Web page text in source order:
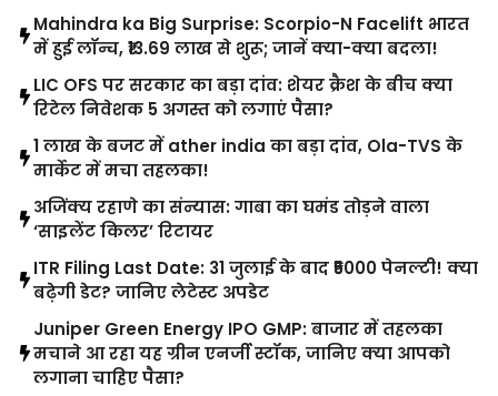
Mahindra ka Big Surprise: Scorpio-N Facelift भारत
में हुई लॉन्च, ₹13.69 लाख से शुरू; जानें क्या-क्या बदला!
LIC OFS पर सरकार का बड़ा दांव: शेयर क्रैश के बीच क्या
रिटेल निवेशक 5 अगस्त को लगाएं पैसा?
1 लाख के बजट में ather india का बड़ा दांव, Ola-TVS के
मार्केट में मचा तहलका!
अजिंक्य रहाणे का संन्यास: गाबा का घमंड तोड़ने वाला
‘साइलेंट किलर’ रिटायर
ITR Filing Last Date: 31 जुलाई के बाद ₹5000 पेनल्टी! क्या
बढ़ेगी डेट? जानिए लेटेस्ट अपडेट
Juniper Green Energy IPO GMP: बाजार में तहलका
मचाने आ रहा यह ग्रीन एनर्जी स्टॉक, जानिए क्या आपको
लगाना चाहिए पैसा?